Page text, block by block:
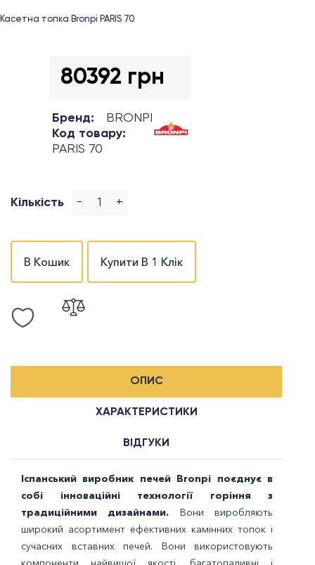
Касетна топка Bronpi PARIS 70
80392 грн
Бренд:
BRONPI
Код товару:
PARIS 70
Кількість - +
В Кошик Купити В 1 Клік
ОПИС
ХАРАКТЕРИСТИКИ
ВІДГУКИ
Іспанський виробник печей Bronpi поєднує в
собі інноваційні технології горіння з
традиційними дизайнами. Вони виробляють
широкий асортимент ефективних камінних топок і
сучасних вставних печей. Вони використовують